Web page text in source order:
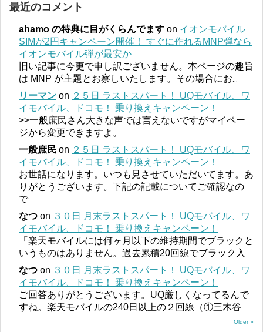
最近のコメント
ahamo の特典に目がくらんでます on イオンモバイル
SIMが2円キャンペーン開催！ すぐに作れるMNP弾なら
イオンモバイル弾が最安か
旧い記事に今更で申し訳ございません。本ページの趣旨
は MNP が主題とお察しいたします。その場合にお
リーマン on ２５日 ラストスパート！ UQモバイル、ワ
イモバイル、ドコモ！ 乗り換えキャンペーン！
>>一般庶民さん大きな声では言えないですがマイペー
ジから変更できますよ。
一般庶民 on ２５日 ラストスパート！ UQモバイル、ワ
イモバイル、ドコモ！ 乗り換えキャンペーン！
お世話になります。いつも見させていただいてます。あ
りがとうございます。下記の記載についてご確認なの
で...
なつ on ３０日 月末ラストスパート！ UQモバイル、ワ
イモバイル、ドコモ！ 乗り換えキャンペーン！
「楽天モバイルには何ヶ月以下の維持期間でブラックと
いうものはありません。過去累積20回線でブラック入
なつ on ３０日 月末ラストスパート！ UQモバイル、ワ
イモバイル、ドコモ！ 乗り換えキャンペーン！
ご回答ありがとうございます。UQ厳しくなってるんで
すね。楽天モバイルの240日以上の２回線（①三木谷
Older »